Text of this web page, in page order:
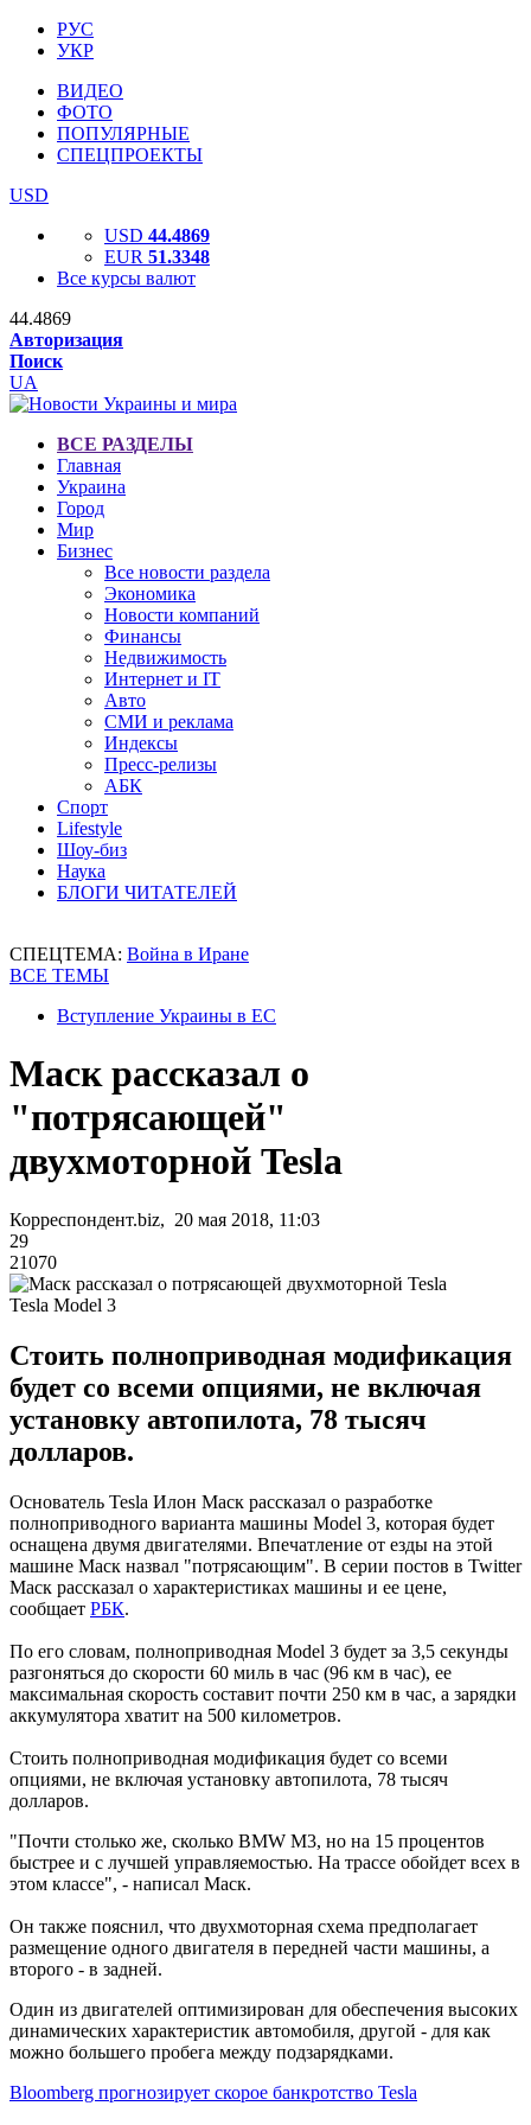
РУС
УКР
ВИДЕО
ФОТО
ПОПУЛЯРНЫЕ
СПЕЦПРОЕКТЫ
USD
USD 44.4869
EUR 51.3348
Все курсы валют
44.4869
Авторизация
Поиск
UA
ВСЕ РАЗДЕЛЫ
Главная
Украина
Город
Мир
Бизнес
Все новости раздела
Экономика
Новости компаний
Финансы
Недвижимость
Интернет и IT
Авто
СМИ и реклама
Индексы
Пресс-релизы
АБК
Спорт
Lifestyle
Шоу-биз
Наука
БЛОГИ ЧИТАТЕЛЕЙ
СПЕЦТЕМА: Война в Иране
ВСЕ ТЕМЫ
Вступление Украины в ЕС
Маск рассказал о
"потрясающей"
двухмоторной Tesla
Корреспондент.biz, 20 мая 2018, 11:03
29
21070
Tesla Model 3
Стоить полноприводная модификация
будет со всеми опциями, не включая
установку автопилота, 78 тысяч
долларов.
Основатель Tesla Илон Маск рассказал о разработке
полноприводного варианта машины Model 3, которая будет
оснащена двумя двигателями. Впечатление от езды на этой
машине Маск назвал "потрясающим". В серии постов в Twitter
Маск рассказал о характеристиках машины и ее цене,
сообщает РБК.
По его словам, полноприводная Model 3 будет за 3,5 секунды
разгоняться до скорости 60 миль в час (96 км в час), ее
максимальная скорость составит почти 250 км в час, а зарядки
аккумулятора хватит на 500 километров.
Стоить полноприводная модификация будет со всеми
опциями, не включая установку автопилота, 78 тысяч
долларов.
"Почти столько же, сколько BMW M3, но на 15 процентов
быстрее и с лучшей управляемостью. На трассе обойдет всех в
этом классе", - написал Маск.​
Он также пояснил, что двухмоторная схема предполагает
размещение одного двигателя в передней части машины, а
второго - в задней.
Один из двигателей оптимизирован для обеспечения высоких
динамических характеристик автомобиля, другой - для как
можно большего пробега между подзарядками.
Bloomberg прогнозирует скорое банкротство Tesla